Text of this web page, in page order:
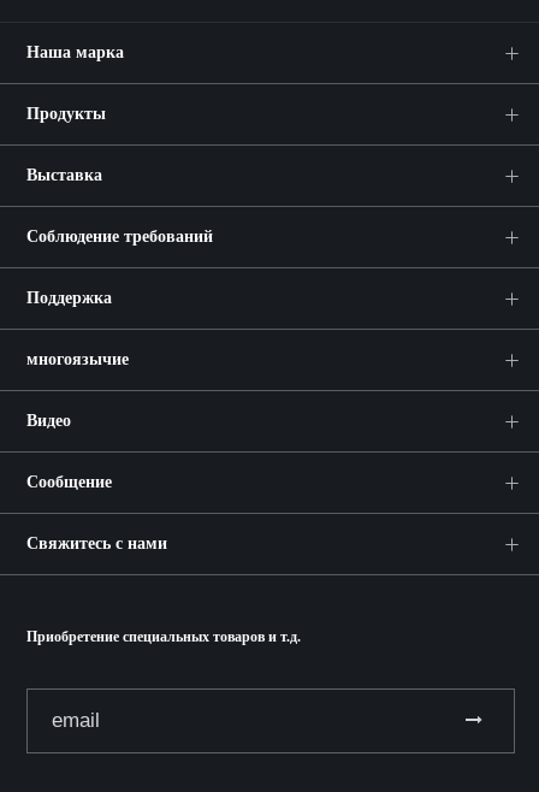
Наша марка
Продукты
Выставка
Соблюдение требований
Поддержка
многоязычие
Видео
Сообщение
Свяжитесь с нами
Приобретение специальных товаров и т.д.